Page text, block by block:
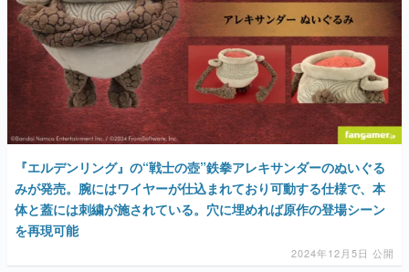
なんでゲームは面白い？
ゲーム開発者・hamatsu氏がゲームの魅力を画面や操作の
具体的な形から解き明かしていく、硬派で骨太な評論連載
ゲームが変えた日本語
「経験値」「裏技」「ラスボス」… ゲームにまつわる言葉
の起源や用法の変遷を、コンピューター文化史研究家・タ
イニーP氏が徹底調査。
カテゴリ
特集記事
『エルデンリング』の“戦士の壺”鉄拳アレキサンダーのぬいぐる
みが発売。腕にはワイヤーが仕込まれており可動する仕様で、本
体と蓋には刺繍が施されている。穴に埋めれば原作の登場シーン
を再現可能
2024年12月5日 公開
AD